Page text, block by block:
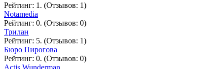
Рейтинг: 1. (Отзывов: 1)
Notamedia
Рейтинг: 0. (Отзывов: 0)
Трилан
Рейтинг: 5. (Отзывов: 1)
Бюро Пирогова
Рейтинг: 0. (Отзывов: 0)
Actis Wunderman